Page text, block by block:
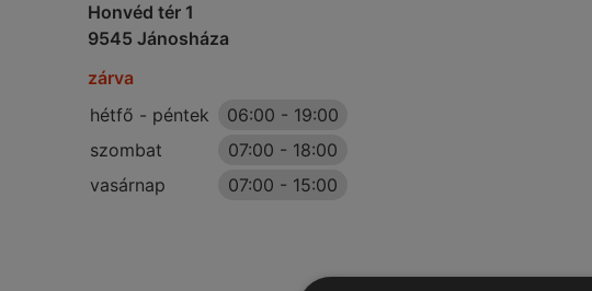
Honvéd tér 1
9545 Jánosháza
zárva
hétfő - péntek
06:00 - 19:00
szombat
07:00 - 18:00
vasárnap
07:00 - 15:00